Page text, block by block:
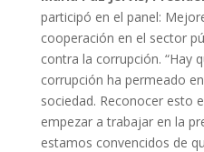
participó en el panel:
cooperación en el sector
contra la corrupción. “Hay
corrupción ha permeado
sociedad. Reconocer esto
empezar a trabajar en la
estamos convencidos de